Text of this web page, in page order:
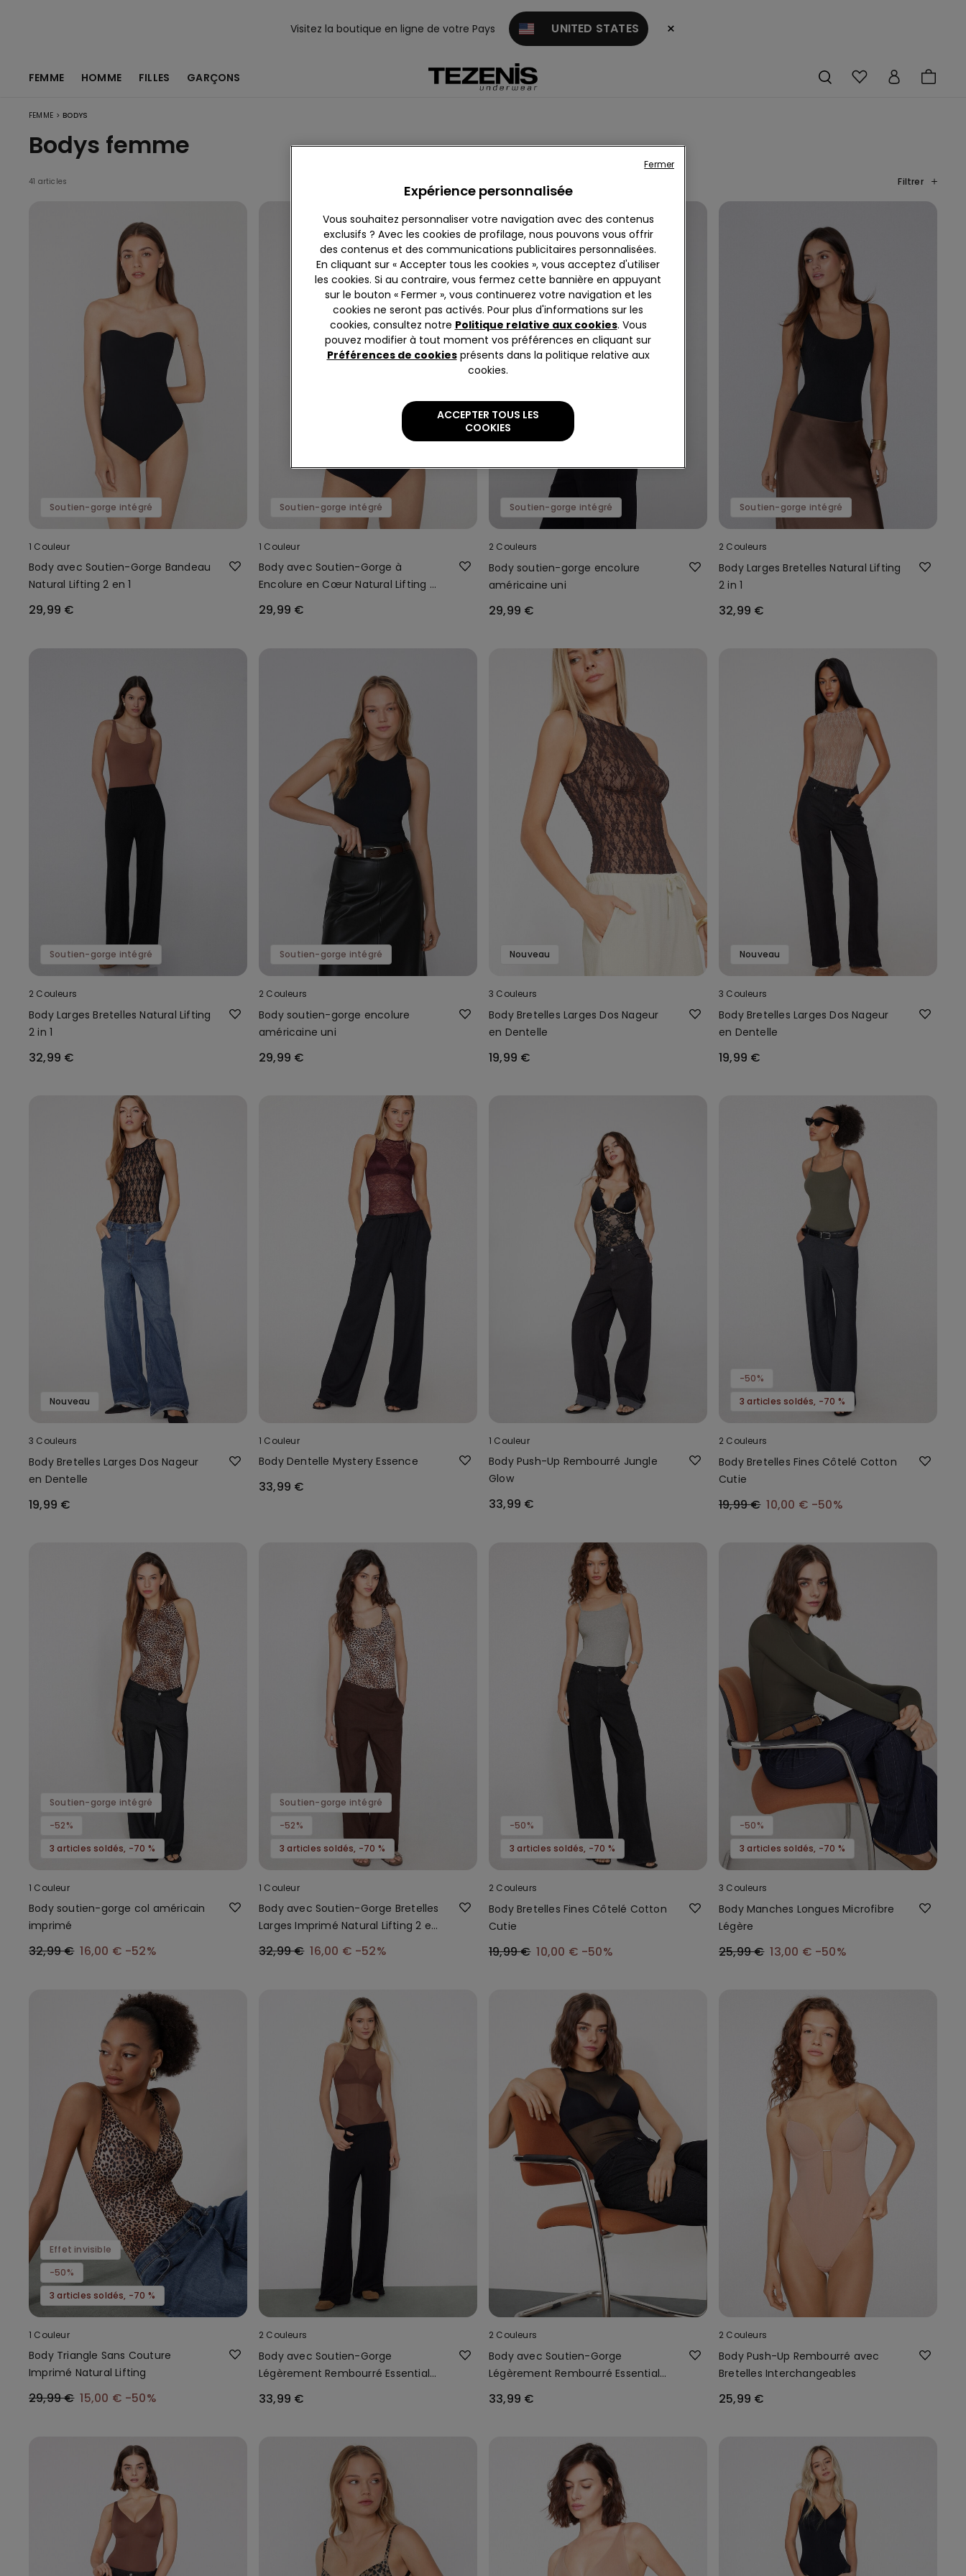
Visitez la boutique en ligne de votre Pays UNITED STATES ×
FEMME HOMME FILLES GARÇONS
FEMME > BODYS
Bodys femme
41 articles Filtrer
Soutien-gorge intégré
1 Couleur
Body avec Soutien-Gorge Bandeau
Natural Lifting 2 en 1
29,99 €
Soutien-gorge intégré
1 Couleur
Body avec Soutien-Gorge à
Encolure en Cœur Natural Lifting 2
29,99 €
Soutien-gorge intégré
2 Couleurs
Body soutien-gorge encolure
américaine uni
29,99 €
Soutien-gorge intégré
2 Couleurs
Body Larges Bretelles Natural Lifting
2 in 1
32,99 €
Soutien-gorge intégré
2 Couleurs
Body Larges Bretelles Natural Lifting
2 in 1
32,99 €
Soutien-gorge intégré
2 Couleurs
Body soutien-gorge encolure
américaine uni
29,99 €
Nouveau
3 Couleurs
Body Bretelles Larges Dos Nageur
en Dentelle
19,99 €
Nouveau
3 Couleurs
Body Bretelles Larges Dos Nageur
en Dentelle
19,99 €
Nouveau
3 Couleurs
Body Bretelles Larges Dos Nageur
en Dentelle
19,99 €
1 Couleur
Body Dentelle Mystery Essence
33,99 €
1 Couleur
Body Push-Up Rembourré Jungle
Glow
33,99 €
-50%
3 articles soldés, -70 %
2 Couleurs
Body Bretelles Fines Côtelé Cotton
Cutie
19,99 € 10,00 € -50%
Soutien-gorge intégré
-52%
3 articles soldés, -70 %
1 Couleur
Body soutien-gorge col américain
imprimé
32,99 € 16,00 € -52%
Soutien-gorge intégré
-52%
3 articles soldés, -70 %
1 Couleur
Body avec Soutien-Gorge Bretelles
Larges Imprimé Natural Lifting 2 en
32,99 € 16,00 € -52%
-50%
3 articles soldés, -70 %
2 Couleurs
Body Bretelles Fines Côtelé Cotton
Cutie
19,99 € 10,00 € -50%
-50%
3 articles soldés, -70 %
3 Couleurs
Body Manches Longues Microfibre
Légère
25,99 € 13,00 € -50%
Effet invisible
-50%
3 articles soldés, -70 %
1 Couleur
Body Triangle Sans Couture
Imprimé Natural Lifting
29,99 € 15,00 € -50%
2 Couleurs
Body avec Soutien-Gorge
Légèrement Rembourré Essential
33,99 €
2 Couleurs
Body avec Soutien-Gorge
Légèrement Rembourré Essential
33,99 €
2 Couleurs
Body Push-Up Rembourré avec
Bretelles Interchangeables
25,99 €
Expérience personnalisée
Vous souhaitez personnaliser votre navigation avec des contenus
exclusifs ? Avec les cookies de profilage, nous pouvons vous offrir
des contenus et des communications publicitaires personnalisées.
En cliquant sur « Accepter tous les cookies », vous acceptez d'utiliser
les cookies. Si au contraire, vous fermez cette bannière en appuyant
sur le bouton « Fermer », vous continuerez votre navigation et les
cookies ne seront pas activés. Pour plus d'informations sur les
cookies, consultez notre Politique relative aux cookies. Vous
pouvez modifier à tout moment vos préférences en cliquant sur
Préférences de cookiesprésents dans la politique relative aux
cookies.
ACCEPTER TOUS LES
COOKIES
Fermer